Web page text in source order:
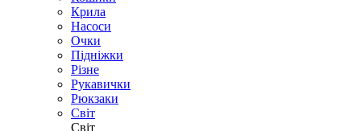
Крила
Насоси
Очки
Підніжки
Різне
Рукавички
Рюкзаки
Світ
Світ